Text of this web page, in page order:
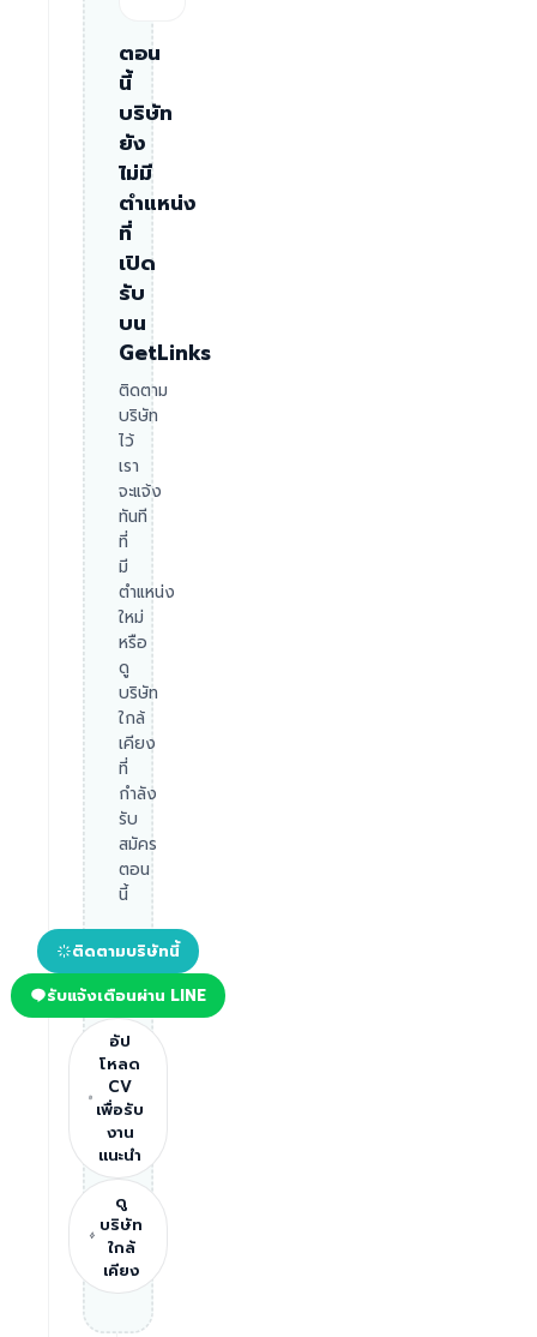
ตอน
นี้
บริษัท
ยัง
ไม่มี
ตำแหน่ง
ที่
เปิด
รับ
บน
GetLinks
ติดตาม
บริษัท
ไว้
เรา
จะแจ้ง
ทันที
ที่
มี
ตำแหน่ง
ใหม่
หรือ
ดู
บริษัท
ใกล้
เคียง
ที่
กำลัง
รับ
สมัคร
ตอน
นี้
ติดตามบริษัทนี้
รับแจ้งเตือนผ่าน LINE
อัป
โหลด
CV
เพื่อรับ
งาน
แนะนำ
ดู
บริษัท
ใกล้
เคียง